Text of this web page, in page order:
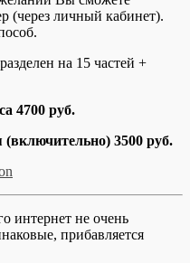
(через личный кабинет).
на 15 частей +
4700 руб.
(включительно) 3500 руб.
интернет не очень
прибавляется